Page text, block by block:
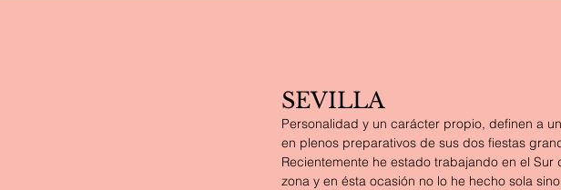
SEVILLA
Personalidad y un carácter propio, definen a
en plenos preparativos de sus dos fiestas
Recientemente he estado trabajando en el
zona y en ésta ocasión no lo he hecho sola